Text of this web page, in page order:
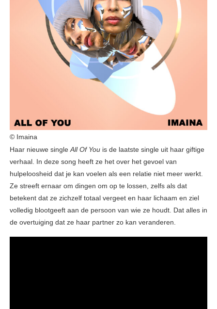
© Imaina
Haar nieuwe singleAll Of You is de laatste single uit haar giftige
verhaal. In deze song heeft ze het over het gevoel van
hulpeloosheid dat je kan voelen als een relatie niet meer werkt.
Ze streeft ernaar om dingen om op te lossen, zelfs als dat
betekent dat ze zichzelf totaal vergeet en haar lichaam en ziel
volledig blootgeeft aan de persoon van wie ze houdt. Dat alles in
de overtuiging dat ze haar partner zo kan veranderen.